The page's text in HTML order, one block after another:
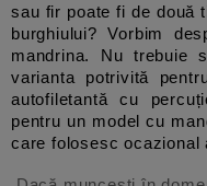
sau fir poate fi de două
burghiului? Vorbim
mandrina. Nu trebuie
varianta potrivită
autofiletantă cu
pentru un model cu
care folosesc ocazional